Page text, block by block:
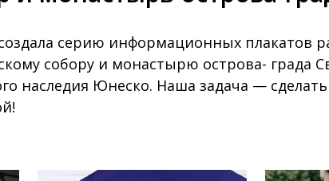
серию информационных плакатов
собору и монастырю острова- града
наследия Юнеско. Наша задача —